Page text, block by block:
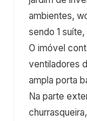
ambientes,
sendo 1
O imóvel
ventiladores
ampla porta
Na parte